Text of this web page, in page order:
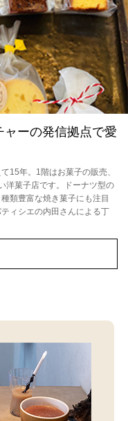
ャーの発信拠点で愛
15年。1階はお菓子の販売、
洋菓子店です。ドーナツ型の
類豊富な焼き菓子にも注目
ィシエの内田さんによる丁